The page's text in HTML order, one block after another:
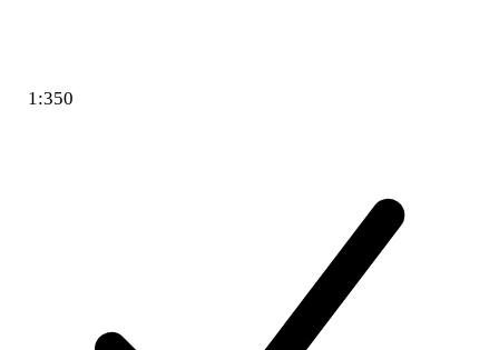
1:350